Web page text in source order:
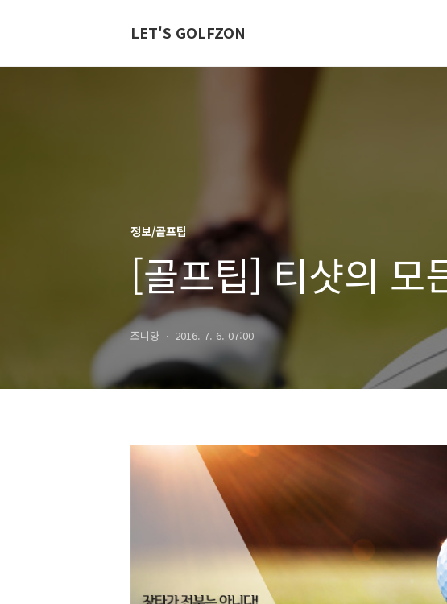
LET'S GOLFZON
정보/골프팁
[골프팁] 티샷의 모
조니양 2016. 7. 6. 07:00